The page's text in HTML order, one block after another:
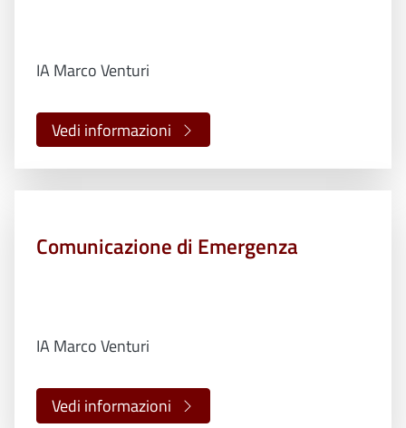
IA Marco Venturi
Vedi informazioni
Comunicazione di Emergenza
IA Marco Venturi
Vedi informazioni